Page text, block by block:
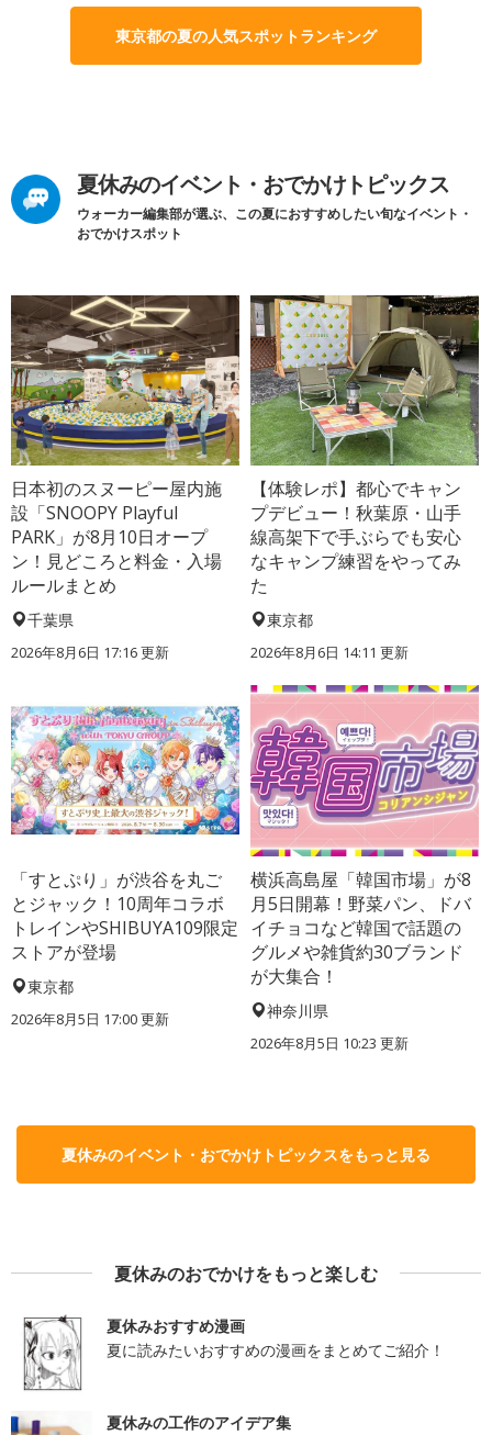
東京都の夏の人気スポットランキング
夏休みのイベント・おでかけトピックス
ウォーカー編集部が選ぶ、この夏におすすめしたい旬なイベント・
おでかけスポット
日本初のスヌーピー屋内施
設「SNOOPY Playful
PARK」が8月10日オープ
ン！見どころと料金・入場
ルールまとめ
千葉県
2026年8月6日 17:16更新
【体験レポ】都心でキャン
プデビュー！秋葉原・山手
線高架下で手ぶらでも安心
なキャンプ練習をやってみ
た
東京都
2026年8月6日 14:11 更新
「すとぷり」が渋谷を丸ご
とジャック！10周年コラボ
トレインやSHIBUYA109限定
ストアが登場
東京都
2026年8月5日 17:00更新
横浜高島屋「韓国市場」が8
月5日開幕！野菜パン、ドバ
イチョコなど韓国で話題の
グルメや雑貨約30ブランド
が大集合！
神奈川県
2026年8月5日 10:23 更新
夏休みのイベント・おでかけトピックスをもっと見る
夏休みのおでかけをもっと楽しむ
夏休みおすすめ漫画
夏に読みたいおすすめの漫画をまとめてご紹介！
夏休みの工作のアイデア集